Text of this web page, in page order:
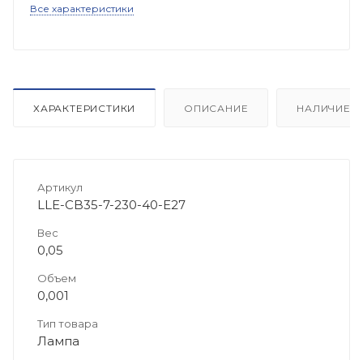
Все характеристики
ХАРАКТЕРИСТИКИ ОПИСАНИЕ НАЛИЧИЕ
Артикул
LLE-CB35-7-230-40-E27
Вес
0,05
Объем
0,001
Тип товара
Лампа